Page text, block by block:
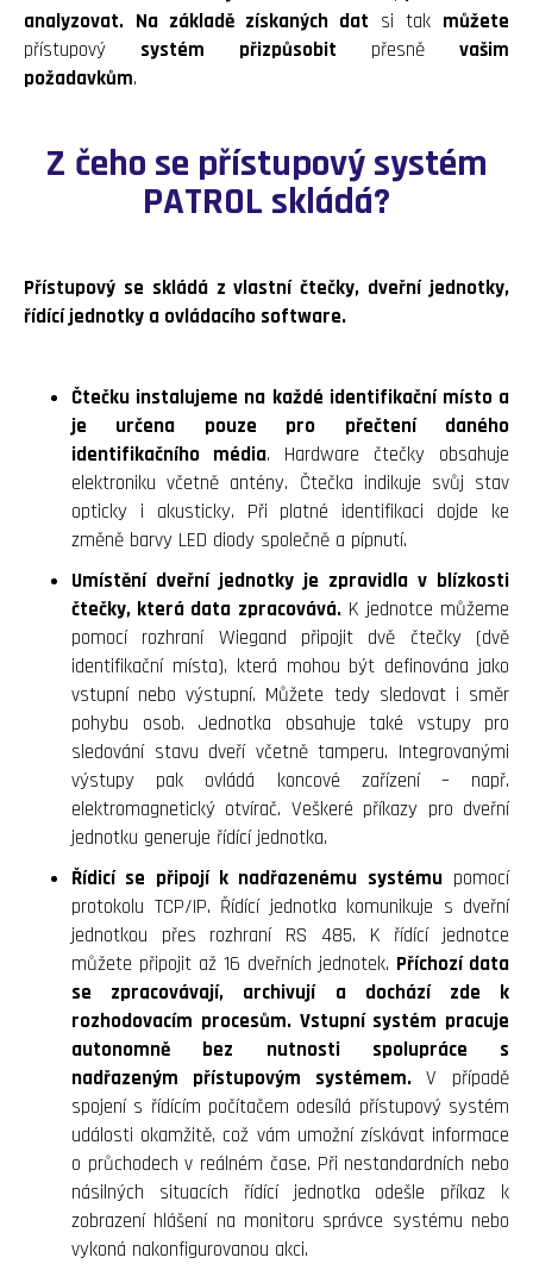
analyzovat. Na základě získaných dat si tak můžete
přístupový systém přizpůsobit přesně vašim
požadavkům.
Z čeho se přístupový systém
PATROL skládá?
Přístupový se skládá z vlastní čtečky, dveřní jednotky,
řídící jednotky a ovládacího software.
Čtečku instalujeme na každé identifikační místo a
je určena pouze pro přečtení daného
identifikačního média. Hardware čtečky obsahuje
elektroniku včetně antény. Čtečka indikuje svůj stav
opticky i akusticky. Při platné identifikaci dojde ke
změně barvy LED diody společně a pípnutí.
Umístění dveřní jednotky je zpravidla v blízkosti
čtečky, která data zpracovává.K jednotce můžeme
pomocí rozhraní Wiegand připojit dvě čtečky (dvě
identifikační místa), která mohou být definována jako
vstupní nebo výstupní. Můžete tedy sledovat i směr
pohybu osob. Jednotka obsahuje také vstupy pro
sledování stavu dveří včetně tamperu. Integrovanými
výstupy pak ovládá koncové zařízení – např.
elektromagnetický otvírač. Veškeré příkazy pro dveřní
jednotku generuje řídící jednotka.
Řídicí se připojí k nadřazenému systémupomocí
protokolu TCP/IP. Řídící jednotka komunikuje s dveřní
jednotkou přes rozhraní RS 485. K řídící jednotce
můžete připojit až 16 dveřních jednotek. Příchozí data
se zpracovávají, archivují a dochází zde k
rozhodovacím procesům. Vstupní systém pracuje
autonomně bez nutnosti spolupráce s
nadřazeným přístupovým systémem.V případě
spojení s řídícím počítačem odesílá přístupový systém
události okamžitě, což vám umožní získávat informace
o průchodech v reálném čase. Při nestandardních nebo
násilných situacích řídící jednotka odešle příkaz k
zobrazení hlášení na monitoru správce systému nebo
vykoná nakonfigurovanou akci.